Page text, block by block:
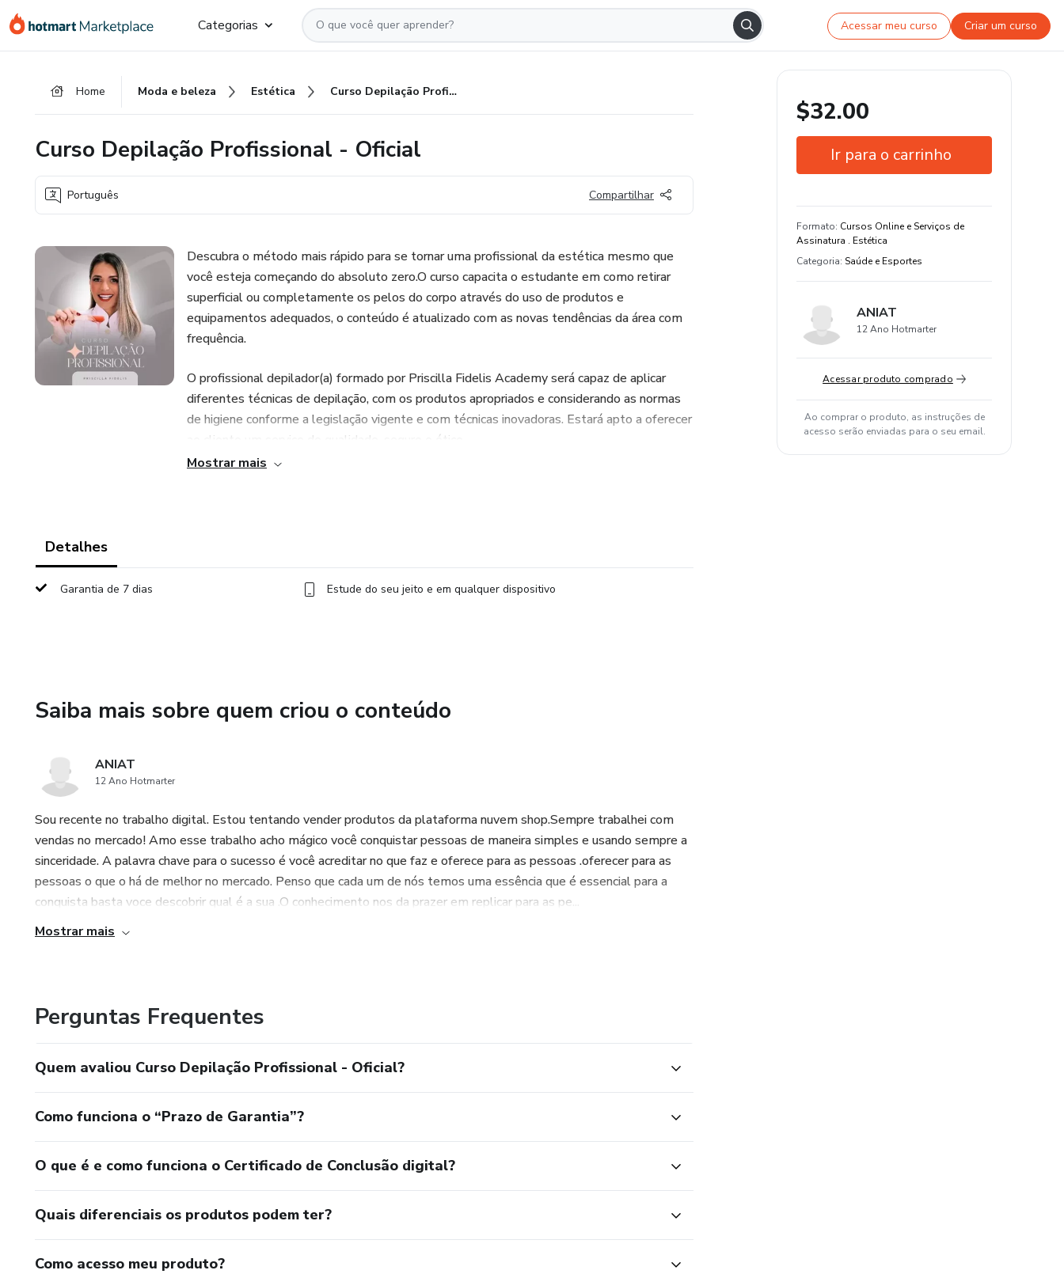
para
para
para
Categorias Acessar meu curso Criar um curso
Home Moda e beleza Estética Curso Depilação Profissional - Oficial
Curso Depilação Profissional - Oficial
Português Compartilhar
Descubra o método mais rápido para se tornar uma profissional da estética mesmo que
você esteja começando do absoluto zero.O curso capacita o estudante em como retirar
superficial ou completamente os pelos do corpo através do uso de produtos e
equipamentos adequados, o conteúdo é atualizado com as novas tendências da área com
frequência.
O profissional depilador(a) formado por Priscilla Fidelis Academy será capaz de aplicar
diferentes técnicas de depilação, com os produtos apropriados e considerando as normas
de higiene conforme a legislação vigente e com técnicas inovadoras. Estará apto a oferecer
ao cliente um serviço de qualidade, seguro e ético.
Mostrar mais
Detalhes
Garantia de 7 dias Estude do seu jeito e em qualquer dispositivo
Saiba mais sobre quem criou o conteúdo
ANIAT
12 Ano Hotmarter
Sou recente no trabalho digital. Estou tentando vender produtos da plataforma nuvem shop.Sempre trabalhei com
vendas no mercado! Amo esse trabalho acho mágico você conquistar pessoas de maneira simples e usando sempre a
sinceridade. A palavra chave para o sucesso é você acreditar no que faz e oferece para as pessoas .oferecer para as
pessoas o que o há de melhor no mercado. Penso que cada um de nós temos uma essência que é essencial para a
conquista basta voce descobrir qual é a sua .O conhecimento nos da prazer em replicar para as pe...
Mostrar mais
Perguntas Frequentes
Quem avaliou Curso Depilação Profissional - Oficial?
Como funciona o “Prazo de Garantia”?
O que é e como funciona o Certificado de Conclusão digital?
Quais diferenciais os produtos podem ter?
Como acesso meu produto?
$32.00
Ir para o carrinho
Estude do seu jeito e em qualquer
dispositivo
Formato: Cursos Online e Serviços de
Assinatura . Estética
Categoria: Saúde e Esportes
ANIAT
12 Ano Hotmarter
Acessar produto comprado
Ao comprar o produto, as instruções de
acesso serão enviadas para o seu email.